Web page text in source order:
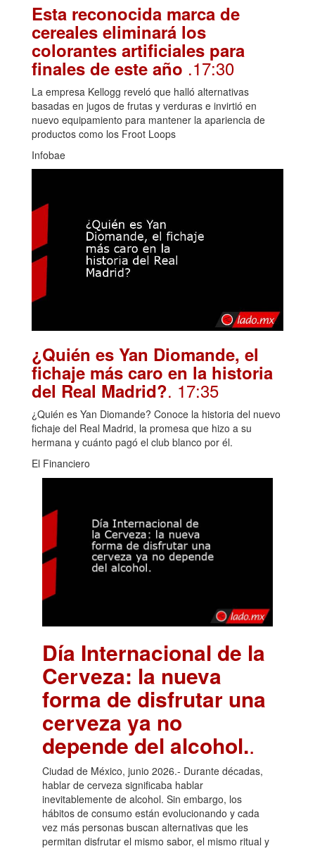
Esta reconocida marca de
cereales eliminará los
colorantes artificiales para
finales de este año .17:30
La empresa Kellogg reveló que halló alternativas
basadas en jugos de frutas y verduras e invirtió en
nuevo equipamiento para mantener la apariencia de
productos como los Froot Loops
Infobae
¿Quién es Yan Diomande, el
fichaje más caro en la historia
del Real Madrid?. 17:35
¿Quién es Yan Diomande? Conoce la historia del nuevo
fichaje del Real Madrid, la promesa que hizo a su
hermana y cuánto pagó el club blanco por él.
El Financiero
Día Internacional de la
Cerveza: la nueva
forma de disfrutar una
cerveza ya no
depende del alcohol..
Ciudad de México, junio 2026.- Durante décadas,
hablar de cerveza significaba hablar
inevitablemente de alcohol. Sin embargo, los
hábitos de consumo están evolucionando y cada
vez más personas buscan alternativas que les
permitan disfrutar el mismo sabor, el mismo ritual y